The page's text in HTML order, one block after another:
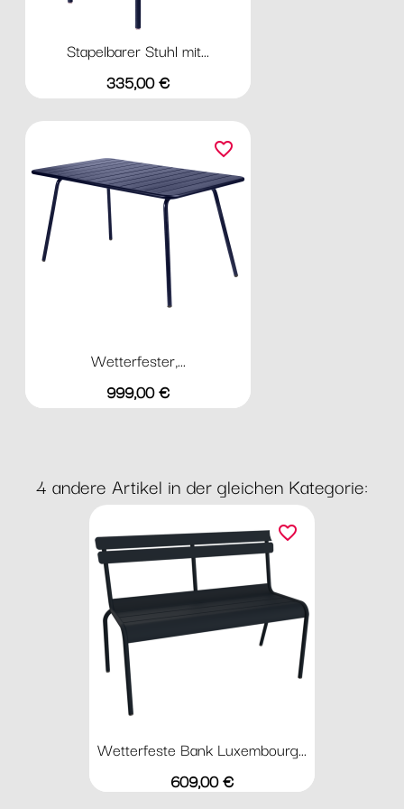
Stapelbarer Stuhl mit...
Preis
335,00 €
Wetterfester,...
Preis
999,00 €
favorite_border
4 andere Artikel in der gleichen Kategorie:
Wetterfeste Bank Luxembourg...
Preis
609,00 €
favorite_border